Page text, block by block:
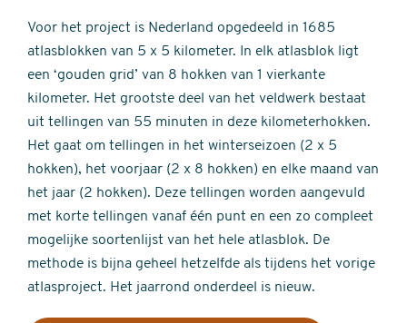
Voor het project is Nederland opgedeeld in 1685
atlasblokken van 5 x 5 kilometer. In elk atlasblok ligt
een ‘gouden grid’ van 8 hokken van 1 vierkante
kilometer. Het grootste deel van het veldwerk bestaat
uit tellingen van 55 minuten in deze kilometerhokken.
Het gaat om tellingen in het winterseizoen (2 x 5
hokken), het voorjaar (2 x 8 hokken) en elke maand van
het jaar (2 hokken). Deze tellingen worden aangevuld
met korte tellingen vanaf één punt en een zo compleet
mogelijke soortenlijst van het hele atlasblok. De
methode is bijna geheel hetzelfde als tijdens het vorige
atlasproject. Het jaarrond onderdeel is nieuw.